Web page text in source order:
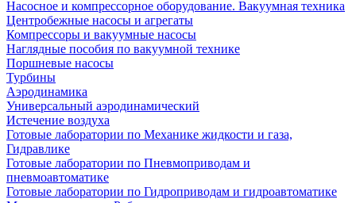
Насосное и компрессорное оборудование. Вакуумная техника
Центробежные насосы и агрегаты
Компрессоры и вакуумные насосы
Наглядные пособия по вакуумной технике
Поршневые насосы
Турбины
Аэродинамика
Универсальный аэродинамический
Истечение воздуха
Готовые лаборатории по Механике жидкости и газа,
Гидравлике
Готовые лаборатории по Пневмоприводам и
пневмоавтоматике
Готовые лаборатории по Гидроприводам и гидроавтоматике